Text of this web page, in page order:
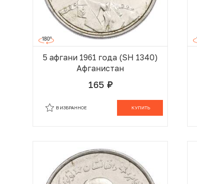
5 афгани 1961 года (SH 1340)
Афганистан
165 руб.
КУПИТЬ
В ИЗБРАННОЕ